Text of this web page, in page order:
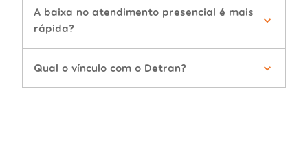
A baixa no atendimento presencial é mais
rápida?
Qual o vínculo com o Detran?